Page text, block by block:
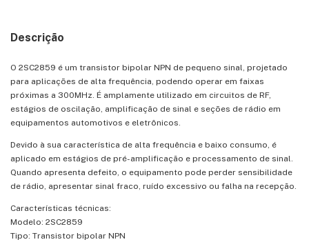
Descrição
O 2SC2859 é um transistor bipolar NPN de pequeno sinal, projetado
para aplicações de alta frequência, podendo operar em faixas
próximas a 300MHz. É amplamente utilizado em circuitos de RF,
estágios de oscilação, amplificação de sinal e seções de rádio em
equipamentos automotivos e eletrônicos.
Devido à sua característica de alta frequência e baixo consumo, é
aplicado em estágios de pré-amplificação e processamento de sinal.
Quando apresenta defeito, o equipamento pode perder sensibilidade
de rádio, apresentar sinal fraco, ruído excessivo ou falha na recepção.
Características técnicas:
Modelo: 2SC2859
Tipo: Transistor bipolar NPN